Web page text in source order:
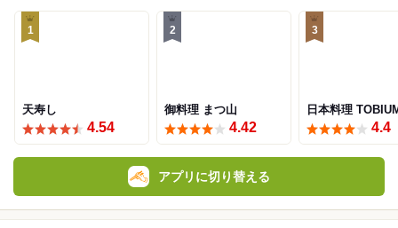
1
天寿し
4.54
2
御料理 まつ山
4.42
3
日本料理
4.4
アプリに切り替える